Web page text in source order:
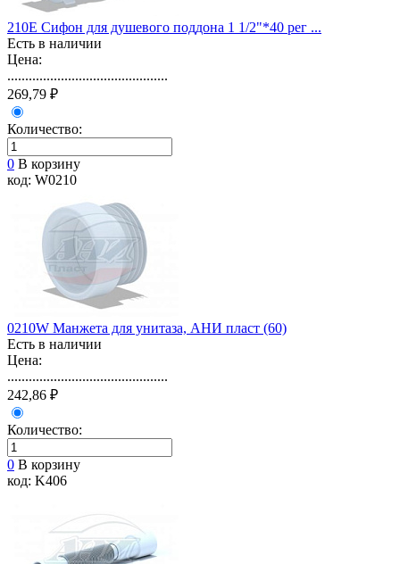
210E Сифон для душевого поддона 1 1/2"*40 рег ...
Есть в наличии
Цена:
.............................................
269,79 ₽
Количество:
0 В корзину
код: W0210
0210W Манжета для унитаза, АНИ пласт (60)
Есть в наличии
Цена:
.............................................
242,86 ₽
Количество:
0 В корзину
код: K406